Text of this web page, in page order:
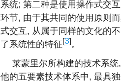
系统; 第二种是使用操作式交
环节, 由于其共同的使用原则
式交互, 从属于同样的文化的
了系统性的特征[3]。
莱蒙里尔所构建的技术系
他的五要素技术体系中, 最具